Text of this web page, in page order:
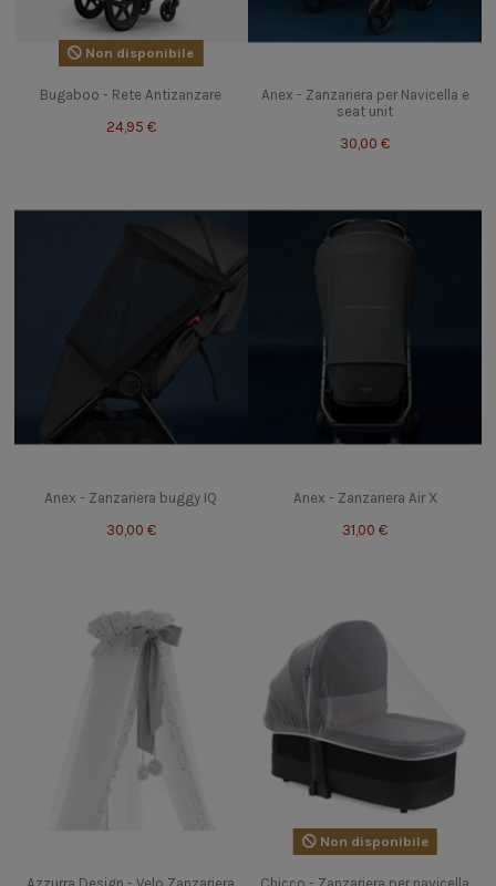
Non disponibile
Bugaboo - Rete Antizanzare
24,95 €
Anex - Zanzariera per Navicella e
seat unit
30,00 €
Anex - Zanzariera buggy IQ
30,00 €
Anex - Zanzariera Air X
31,00 €
Non disponibile